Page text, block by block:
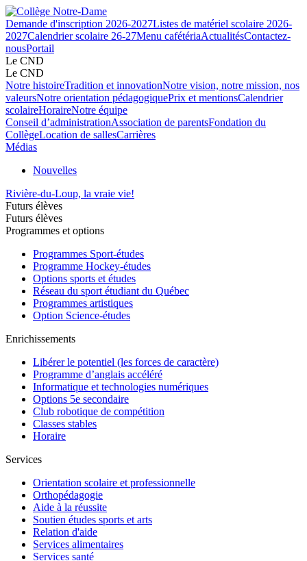
Demande d'inscription 2026-2027Listes de matériel scolaire 2026-
2027Calendrier scolaire 26-27Menu cafétériaActualitésContactez-
nousPortail
Le CND
Le CND
Notre histoireTradition et innovationNotre vision, notre mission, nos
valeursNotre orientation pédagogiquePrix et mentionsCalendrier
scolaireHoraireNotre équipe
Conseil d’administrationAssociation de parentsFondation du
CollègeLocation de sallesCarrières
Médias
Nouvelles
Rivière-du-Loup, la vraie vie!
Futurs élèves
Futurs élèves
Programmes et options
Programmes Sport-études
Programme Hockey-études
Options sports et études
Réseau du sport étudiant du Québec
Programmes artistiques
Option Science-études
Enrichissements
Libérer le potentiel (les forces de caractère)
Programme d’anglais accéléré
Informatique et technologies numériques
Options 5e secondaire
Club robotique de compétition
Classes stables
Horaire
Services
Orientation scolaire et professionnelle
Orthopédagogie
Aide à la réussite
Soutien études sports et arts
Relation d'aide
Services alimentaires
Services santé